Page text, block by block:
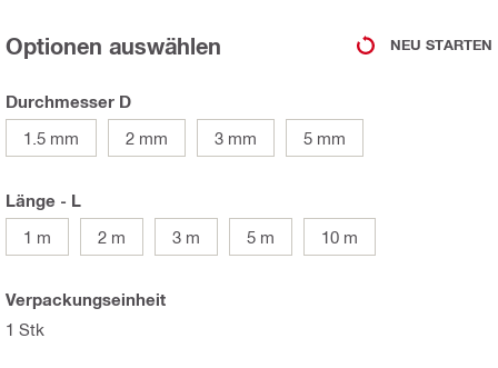
Optionen auswählen NEU STARTEN
Durchmesser D
1.5 mm
2 mm 3 mm 5 mm
Länge - L
1 m
2 m 3 m 5 m 10 m
Verpackungseinheit
1 Stk